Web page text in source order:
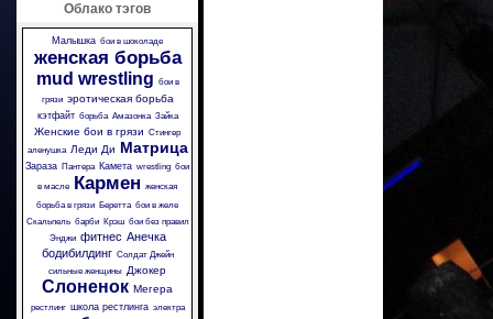
Облако тэгов
Малышка бои в шоколаде
женская борьба
mud wrestling бои в
грязи эротическая борьба
кэтфайт борьба Амазонка Зайка
Женские бои в грязи Стингер
аленушка
Леди Ди Матрица
Зараза Пантера Камета wrestling бои
в масле Кармен женская
борьба в грязи Беретта бои в желе
Скальпель барби Крэш бои без правил
Энджи фитнес Анечка
бодибилдинг Солдат Джейн
сильные женщины Джокер
Слоненок Мегера
рестлинг школа рестлинга электра